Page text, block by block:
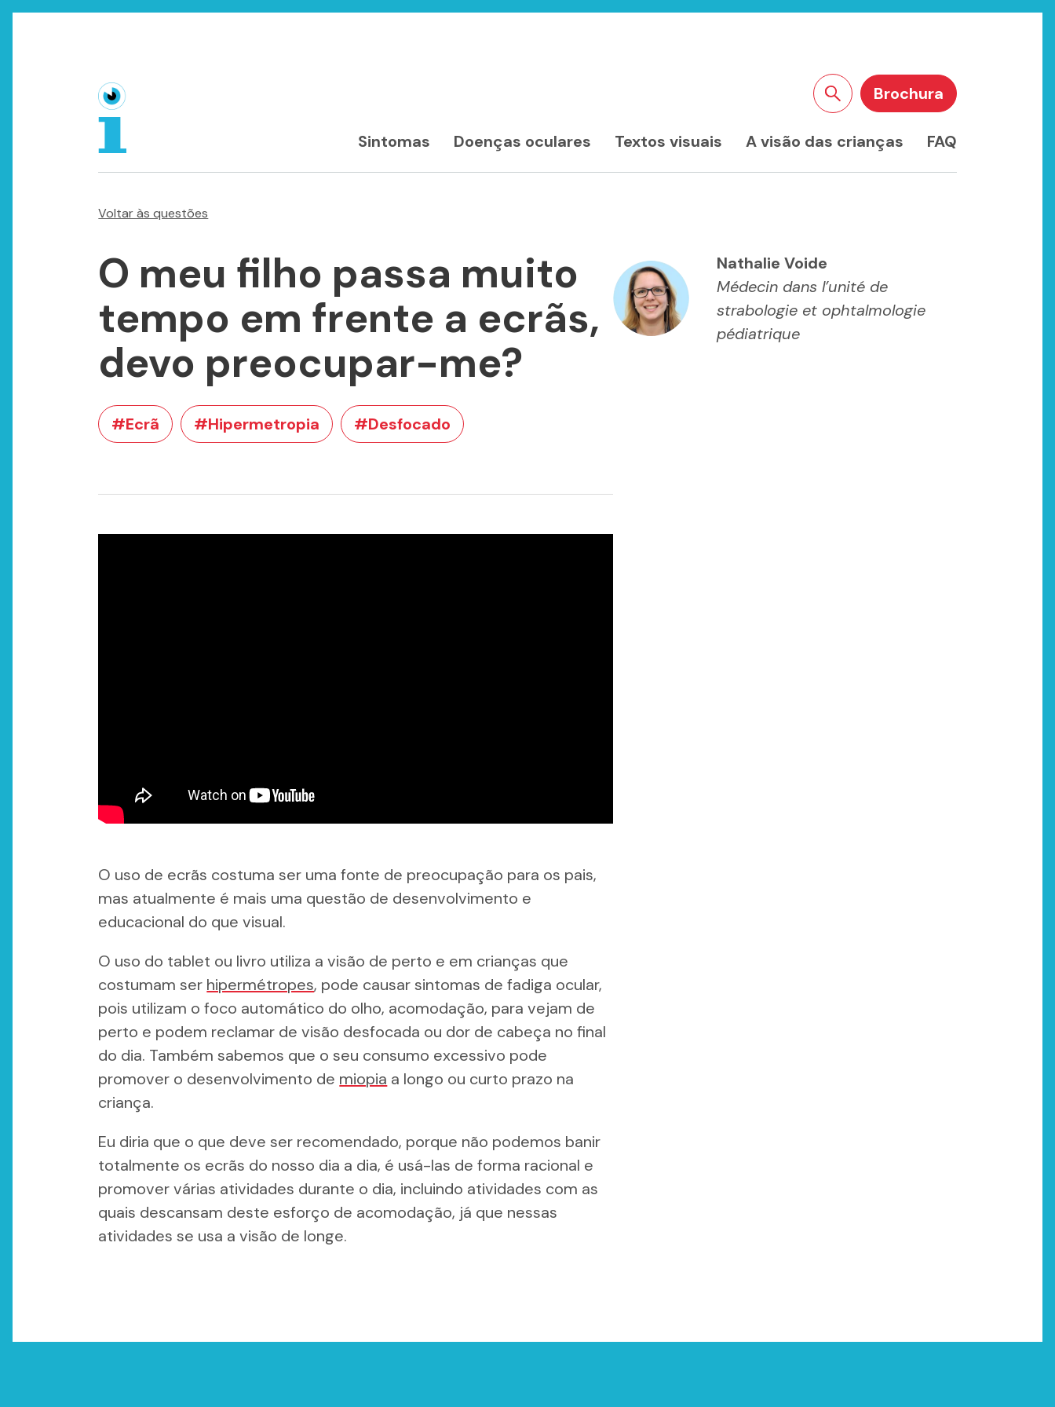
Sintomas Doenças oculares Textos visuais A visão das crianças FAQ
Pesquisar no site
Brochura
Voltar às questões
O meu filho passa muito
tempo em frente a ecrãs,
devo preocupar-me?
#Ecrã #Hipermetropia #Desfocado
O uso de ecrãs costuma ser uma fonte de preocupação para os pais,
mas atualmente é mais uma questão de desenvolvimento e
educacional do que visual.
O uso do tablet ou livro utiliza a visão de perto e em crianças que
costumam ser hipermétropes, pode causar sintomas de fadiga ocular,
pois utilizam o foco automático do olho, acomodação, para vejam de
perto e podem reclamar de visão desfocada ou dor de cabeça no final
do dia. Também sabemos que o seu consumo excessivo pode
promover o desenvolvimento de miopia a longo ou curto prazo na
criança.
Eu diria que o que deve ser recomendado, porque não podemos banir
totalmente os ecrãs do nosso dia a dia, é usá-las de forma racional e
promover várias atividades durante o dia, incluindo atividades com as
quais descansam deste esforço de acomodação, já que nessas
atividades se usa a visão de longe.
Nathalie Voide
Médecin dans l’unité de
strabologie et ophtalmologie
pédiatrique